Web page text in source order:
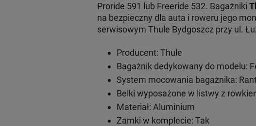
Proride 591 lub Freeride 532. Bagażniki
na bezpieczny dla auta i roweru jego
serwisowym Thule Bydgoszcz przy ul.
Producent: Thule
Bagażnik dedykowany do modelu:
System mocowania bagażnika:
Belki wyposażone w listwy z
Materiał: Aluminium
Zamki w komplecie: Tak